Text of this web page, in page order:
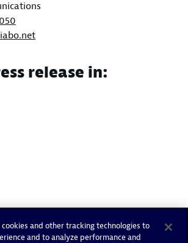
release in:
and other tracking technologies to
and to analyze performance and